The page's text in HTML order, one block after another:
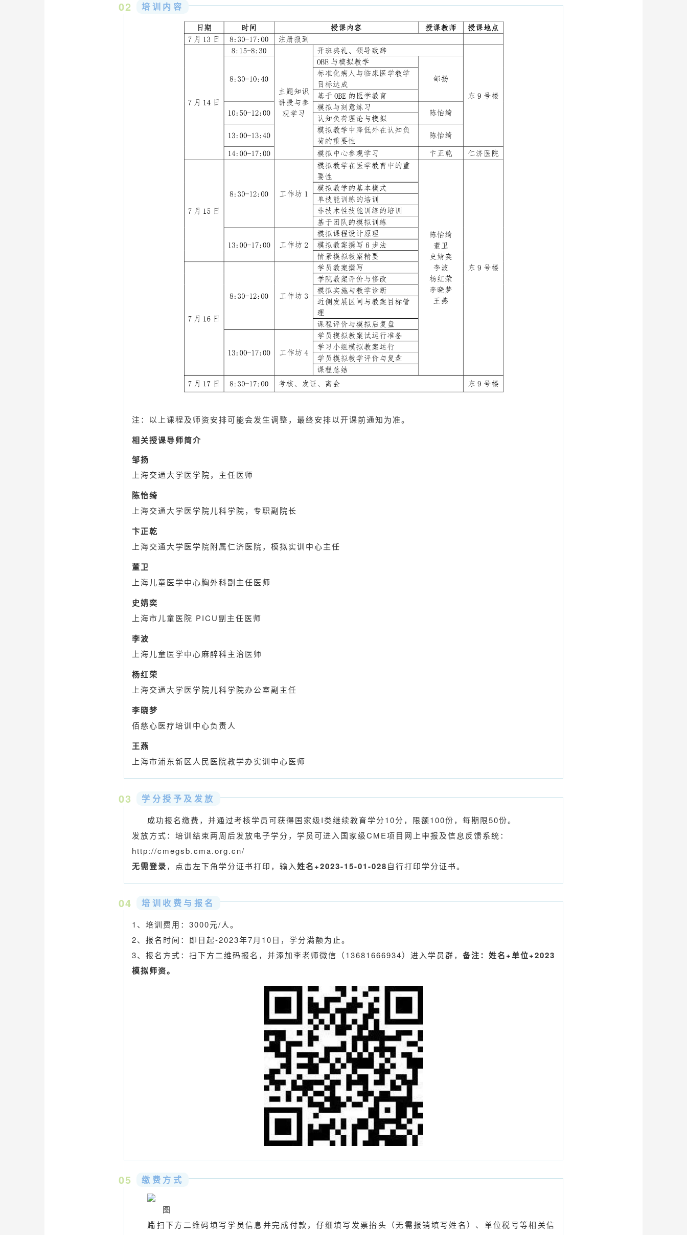
02 培训内容
注：以上课程及师资安排可能会发生调整，最终安排以开课前通知为准。
相关授课导师简介
邹扬
上海交通大学医学院，主任医师
陈怡绮
上海交通大学医学院儿科学院，专职副院长
卞正乾
上海交通大学医学院附属仁济医院，模拟实训中心主任
董卫
上海儿童医学中心胸外科副主任医师
史婧奕
上海市儿童医院 PICU副主任医师
李波
上海儿童医学中心麻醉科主治医师
杨红荣
上海交通大学医学院儿科学院办公室副主任
李晓梦
佰慈心医疗培训中心负责人
王燕
上海市浦东新区人民医院教学办实训中心医师
03 学分授予及发放
成功报名缴费，并通过考核学员可获得国家级I类继续教育学分10分，限额100份，每期限50份。
发放方式：培训结束两周后发放电子学分，学员可进入国家级CME项目网上申报及信息反馈系统：
http://cmegsb.cma.org.cn/
无需登录，点击左下角学分证书打印，输入姓名+2023-15-01-028自行打印学分证书。
04 培训收费与报名
1、 培训费用：3000元/人。
2、报名时间：即日起-2023年7月10日，学分满额为止。
3、报名方式：扫下方二维码报名，并添加李老师微信（13681666934）进入学员群， 备注：姓名+单位+2023
模拟师资。
05 缴费方式
请扫下方二维码填写学员信息并完成付款，仔细填写发票抬头（无需报销填写姓名）、单位税号等相关信